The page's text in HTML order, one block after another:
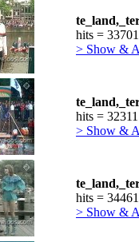
hits = 33701
> Show &
hits = 32311
> Show &
hits = 34461
> Show &